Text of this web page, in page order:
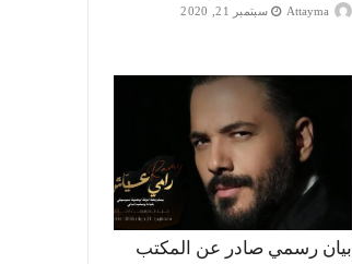
Attayma سبتمبر 21, 2020
بيان رسمي صادر عن المكتب